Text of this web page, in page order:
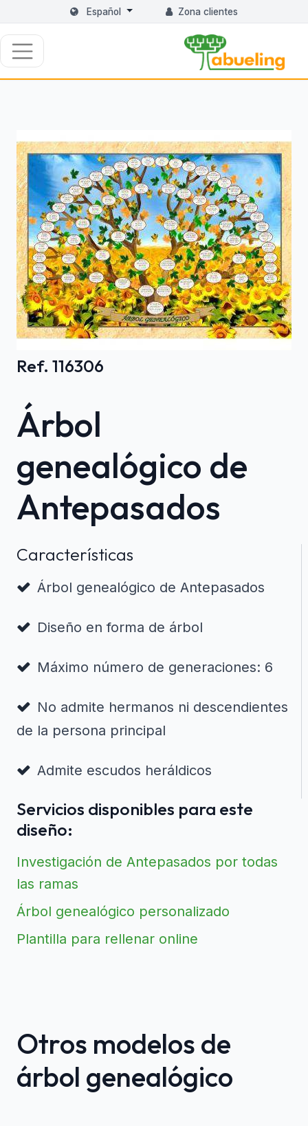
Español Zona clientes
Ref. 116306
Árbol
genealógico de
Antepasados
Características
Árbol genealógico de Antepasados
Diseño en forma de árbol
Máximo número de generaciones: 6
No admite hermanos ni descendientes
de la persona principal
Admite escudos heráldicos
Servicios disponibles para este
diseño:
Investigación de Antepasados por todas
las ramas
Árbol genealógico personalizado
Plantilla para rellenar online
Otros modelos de
árbol genealógico